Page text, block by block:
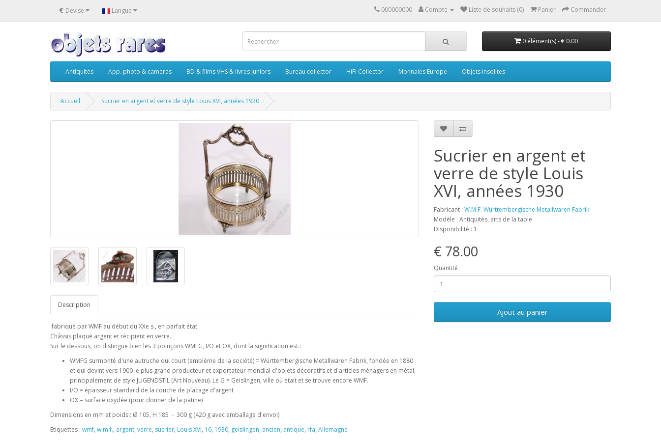
€ Devise Langue 000000000 Compte Liste de souhaits (0) Panier Commander
0 élément(s) - € 0.00
Antiquités App. photo & caméras BD & films VHS & livres juniors Bureau collector HiFi Collector Monnaies Europe Objets insolites
Accueil Sucrier en argent et verre de style Louis XVI, années 1930
Description
fabriqué par WMF au début du XXe s., en parfait état.
Châssis plaqué argent et récipient en verre.
Sur le dessous, on distingue bien les 3 poinçons WMFG, I/O et OX, dont la signification est::
WMFG surmonté d'une autruche qui court (emblème de la société) = Württembergische Metallwaren Fabrik, fondée en 1880
et qui devint vers 1900 le plus grand producteur et exportateur mondial d'objets décoratifs et d'articles ménagers en métal,
principalement de style JUGENDSTIL (Art Nouveau). Le G = Geislingen, ville où était et se trouve encore WMF.
I/O = épaisseur standard de la couche de placage d'argent
OX = surface oxydée (pour donner de la patine)
Dimensions en mm et poids : Ø 105, H 185 - 300 g (420 g avec emballage d'envoi)
Sucrier en argent et
verre de style Louis
XVI, années 1930
Fabricant : W.M.F. Württembergische Metallwaren Fabrik
Modèle : Antiquités, arts de la table
Disponibilité : 1
€ 78.00
Quantité :
Ajout au panier
Etiquettes : wmf, w.m.f., argent, verre, sucrier, Louis XVI, 16, 1930, geislingen, ancien, antique, rfa, Allemagne